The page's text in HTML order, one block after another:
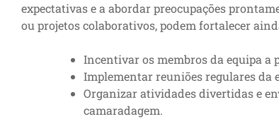
expectativas e a abordar preocupações
ou projetos colaborativos, podem fortalecer
Incentivar os membros da equipa a
Implementar reuniões regulares da
Organizar atividades divertidas e
camaradagem.